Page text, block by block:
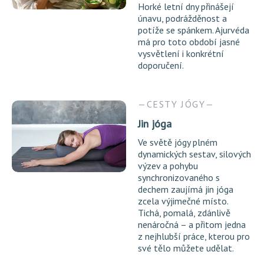
Horké letní dny přinášejí
únavu, podrážděnost a
potíže se spánkem. Ajurvéda
má pro toto období jasné
vysvětlení i konkrétní
doporučení.
CESTY JÓGY
Jin jóga
Ve světě jógy plném
dynamických sestav, silových
výzev a pohybu
synchronizovaného s
dechem zaujímá jin jóga
zcela výjimečné místo.
Tichá, pomalá, zdánlivě
nenáročná – a přitom jedna
z nejhlubší práce, kterou pro
své tělo můžete udělat.